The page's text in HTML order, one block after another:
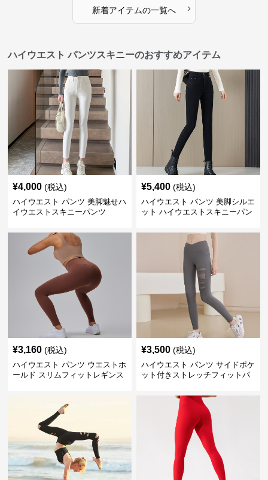
新着アイテムの一覧へ ›
ハイウエスト パンツスキニーのおすすめアイテム
¥4,000 (税込)
ハイウエスト パンツ 美脚魅せハ
イウエストスキニーパンツ
¥5,400 (税込)
ハイウエスト パンツ 美脚シルエ
ット ハイウエストスキニーパン
¥3,160 (税込)
ハイウエスト パンツ ウエストホ
ールド スリムフィットレギンス
¥3,500 (税込)
ハイウエスト パンツ サイドポケ
ット付きストレッチフィットパ